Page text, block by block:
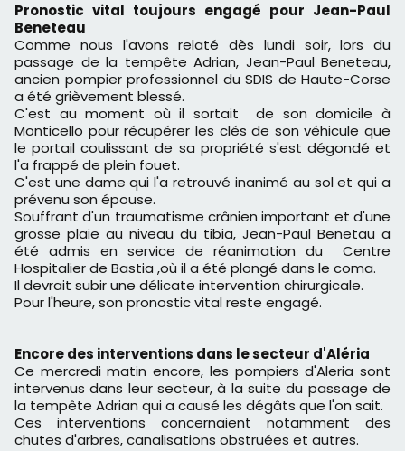
Pronostic vital toujours engagé pour Jean-Paul
Beneteau
Comme nous l'avons relaté dès lundi soir, lors du
passage de la tempête Adrian, Jean-Paul Beneteau,
ancien pompier professionnel du SDIS de Haute-Corse
a été grièvement blessé.
C'est au moment où il sortait de son domicile à
Monticello pour récupérer les clés de son véhicule que
le portail coulissant de sa propriété s'est dégondé et
l'a frappé de plein fouet.
C'est une dame qui l'a retrouvé inanimé au sol et qui a
prévenu son épouse.
Souffrant d'un traumatisme crânien important et d'une
grosse plaie au niveau du tibia, Jean-Paul Benetau a
été admis en service de réanimation du Centre
Hospitalier de Bastia ,où il a été plongé dans le coma.
Il devrait subir une délicate intervention chirurgicale.
Pour l'heure, son pronostic vital reste engagé.
Encore des interventions dans le secteur d'Aléria
Ce mercredi matin encore, les pompiers d'Aleria sont
intervenus dans leur secteur, à la suite du passage de
la tempête Adrian qui a causé les dégâts que l'on sait.
Ces interventions concernaient notamment des
chutes d'arbres, canalisations obstruées et autres.